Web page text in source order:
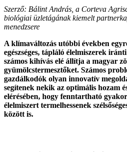
Szerző: Bálint András, a Corteva
biológiai üzletágának kiemelt
menedzsere
A klímaváltozás utóbbi években
egészséges, tápláló élelmiszerek
számos kihívás elé állítja a magyar
gyümölcstermesztőket. Számos
gazdálkodók olyan innovatív
segítenek nekik az optimális hozam
elérésében, hogy fenntartható
élelmiszert termelhessenek
között is.